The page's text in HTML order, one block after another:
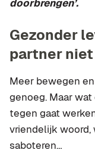
doorbrengen’.
Gezonder
partner
Meer bewegen
genoeg. Maar
tegen gaat
vriendelijk woord,
saboteren…